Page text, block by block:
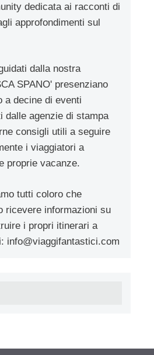
dedicata ai racconti di
approfondimenti sul
dalla nostra
SPANO' presenziano
a decine di eventi
dalle agenzie di stampa
consigli utili a seguire
i viaggiatori a
proprie vacanze.
tutti coloro che
ricevere informazioni su
i propri itinerari a
info@viaggifantastici.com